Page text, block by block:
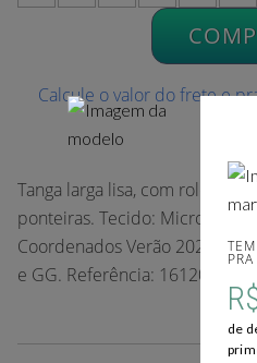
de
Calcule o valor do frete e
Tanga larga lisa, com rolotês
ponteiras. Tecido: Microfibra
Coordenados Verão 2022
e GG. Referência: 16120